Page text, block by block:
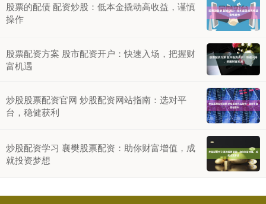
股票的配债 配资炒股：低本金撬动高收益，谨慎
操作
股票配资方案 股市配资开户：快速入场，把握财
富机遇
炒股股票配资官网 炒股配资网站指南：选对平
台，稳健获利
炒股配资学习 襄樊股票配资：助你财富增值，成
就投资梦想